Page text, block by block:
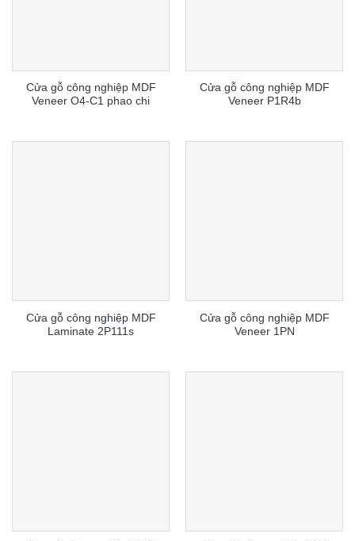
Cửa gỗ công nghiệp MDF
Veneer O4-C1 phao chi
Cửa gỗ công nghiệp MDF
Veneer P1R4b
Cửa gỗ công nghiệp MDF
Laminate 2P111s
Cửa gỗ công nghiệp MDF
Veneer 1PN